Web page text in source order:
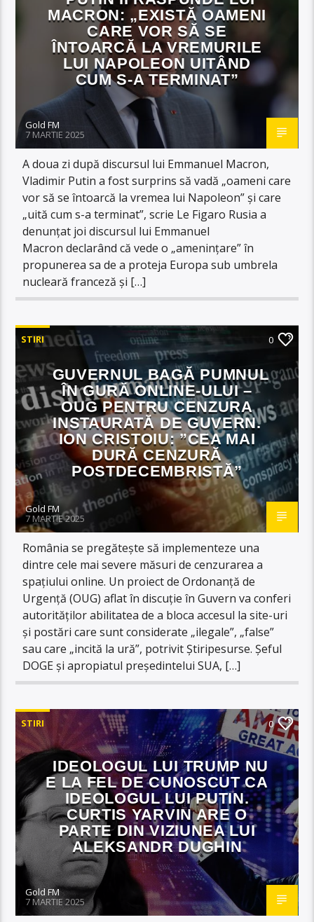
MACRON: „EXISTĂ OAMENI
CARE VOR SĂ SE
ÎNTOARCĂ LA VREMURILE
LUI NAPOLEON UITÂND
CUM S-A TERMINAT”
Gold FM
7 MARTIE 2025
A doua zi după discursul lui Emmanuel Macron,
Vladimir Putin a fost surprins să vadă „oameni care
vor să se întoarcă la vremea lui Napoleon” și care
„uită cum s-a terminat”, scrie Le Figaro Rusia a
denunțat joi discursul lui Emmanuel
Macron declarând că vede o „amenințare” în
propunerea sa de a proteja Europa sub umbrela
nucleară franceză și […]
STIRI 0
GUVERNUL BAGĂ PUMNUL
ÎN GURĂ ONLINE-ULUI –
OUG PENTRU CENZURA
INSTAURATĂ DE GUVERN.
ION CRISTOIU: ”CEA MAI
DURĂ CENZURĂ
POSTDECEMBRISTĂ”
Gold FM
7 MARTIE 2025
România se pregătește să implementeze una
dintre cele mai severe măsuri de cenzurarea a
spațiului online. Un proiect de Ordonanță de
Urgență (OUG) aflat în discuție în Guvern va conferi
autorităților abilitatea de a bloca accesul la site-uri
și postări care sunt considerate „ilegale”, „false”
sau care „incită la ură”, potrivit Știripesurse. Șeful
DOGE și apropiatul președintelui SUA, […]
STIRI 0
IDEOLOGUL LUI TRUMP NU
E LA FEL DE CUNOSCUT CA
IDEOLOGUL LUI PUTIN.
CURTIS YARVIN ARE O
PARTE DIN VIZIUNEA LUI
ALEKSANDR DUGHIN
Gold FM
7 MARTIE 2025